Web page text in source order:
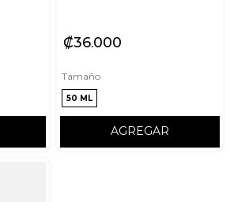
₡36000
Tamaño
50 ML
AGREGAR